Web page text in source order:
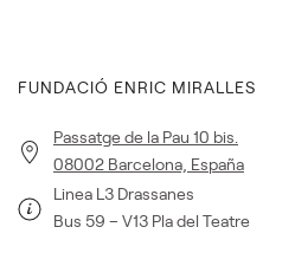
FUNDACIÓ ENRIC MIRALLES
Passatge de la Pau 10 bis.
08002 Barcelona, España
Linea L3 Drassanes
Bus 59 – V13 Pla del Teatre